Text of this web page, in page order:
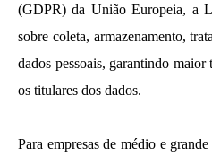
(GDPR) da União Europeia, a
sobre coleta, armazenamento,
dados pessoais, garantindo maior
os titulares dos dados.
Para empresas de médio e